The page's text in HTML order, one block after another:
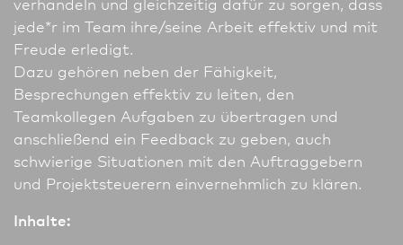
jede*r im Team ihre/seine Arbeit effektiv und mit
Freude erledigt.
Dazu gehören neben der Fähigkeit,
Besprechungen effektiv zu leiten, den
Teamkollegen Aufgaben zu übertragen und
anschließend ein Feedback zu geben, auch
schwierige Situationen mit den Auftraggebern
und Projektsteuerern einvernehmlich zu klären.
Inhalte: